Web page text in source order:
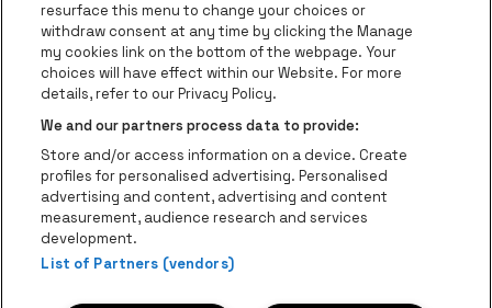
Ga naar de website van Champagne
Ga naar de website
Ga naar de website van Het
Ga naar de
AFAS Dome is een deel van be•at
AFAS Dome
Schijnpoortweg 119, 2170 Antwerpen
Be-At Venues
Schijnpoortweg 119, 2170 Antwerpen
BTW (BE) 0461.051.688 - RPR Antwerpen
BNP Paribas Fortis - IBAN: BE93 2200 4925 0067 - BIC:
GEBABEBB
resurface this menu to change your choices or
withdraw consent at any time by clicking the Manage
my cookies link on the bottom of the webpage. Your
choices will have effect within our Website. For more
details, refer to our Privacy Policy.
We and our partners process data to provide:
Store and/or access information on a device. Create
profiles for personalised advertising. Personalised
advertising and content, advertising and content
measurement, audience research and services
development.
List of Partners (vendors)